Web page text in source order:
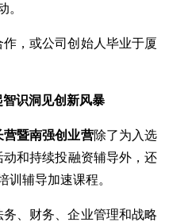
。
，或公司创始人毕业于厦
智识洞见创新风暴
营暨南强创业营除了为入选
和持续投融资辅导外，还
训辅导加速课程。
、财务、企业管理和战略